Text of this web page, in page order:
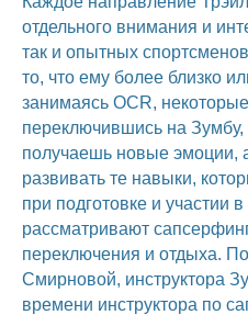
отдельного внимания и
так и опытных
то, что ему более близко
занимаясь OCR,
переключившись на
получаешь новые эмоции,
развивать те навыки,
при подготовке и участии
рассматривают
переключения и отдыха.
Смирновой, инструктора
времени инструктора по